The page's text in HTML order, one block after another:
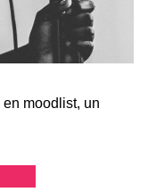
moodlist, un